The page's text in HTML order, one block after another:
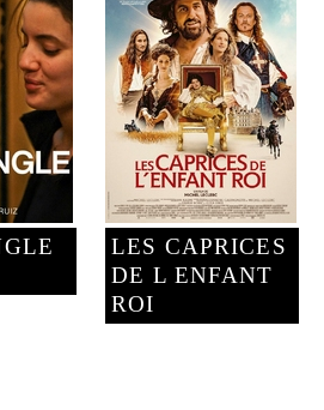
LES CAPRICES
DE L ENFANT
ROI